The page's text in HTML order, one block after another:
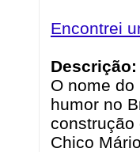
Encontrei
Descrição:
O nome
humor no
construção
Chico